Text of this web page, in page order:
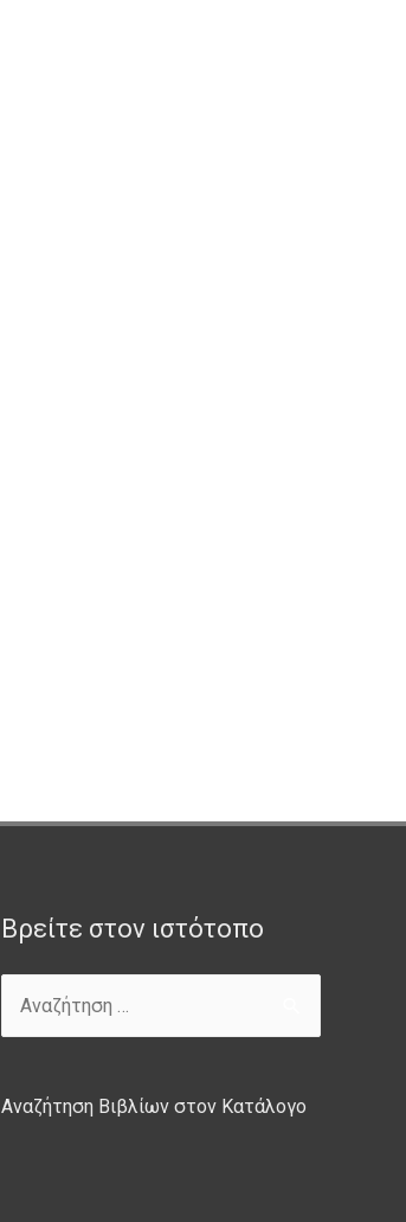
Βρείτε στον ιστότοπο
Αναζήτηση Βιβλίων στον Κατάλογο